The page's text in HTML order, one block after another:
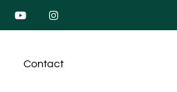
Contact